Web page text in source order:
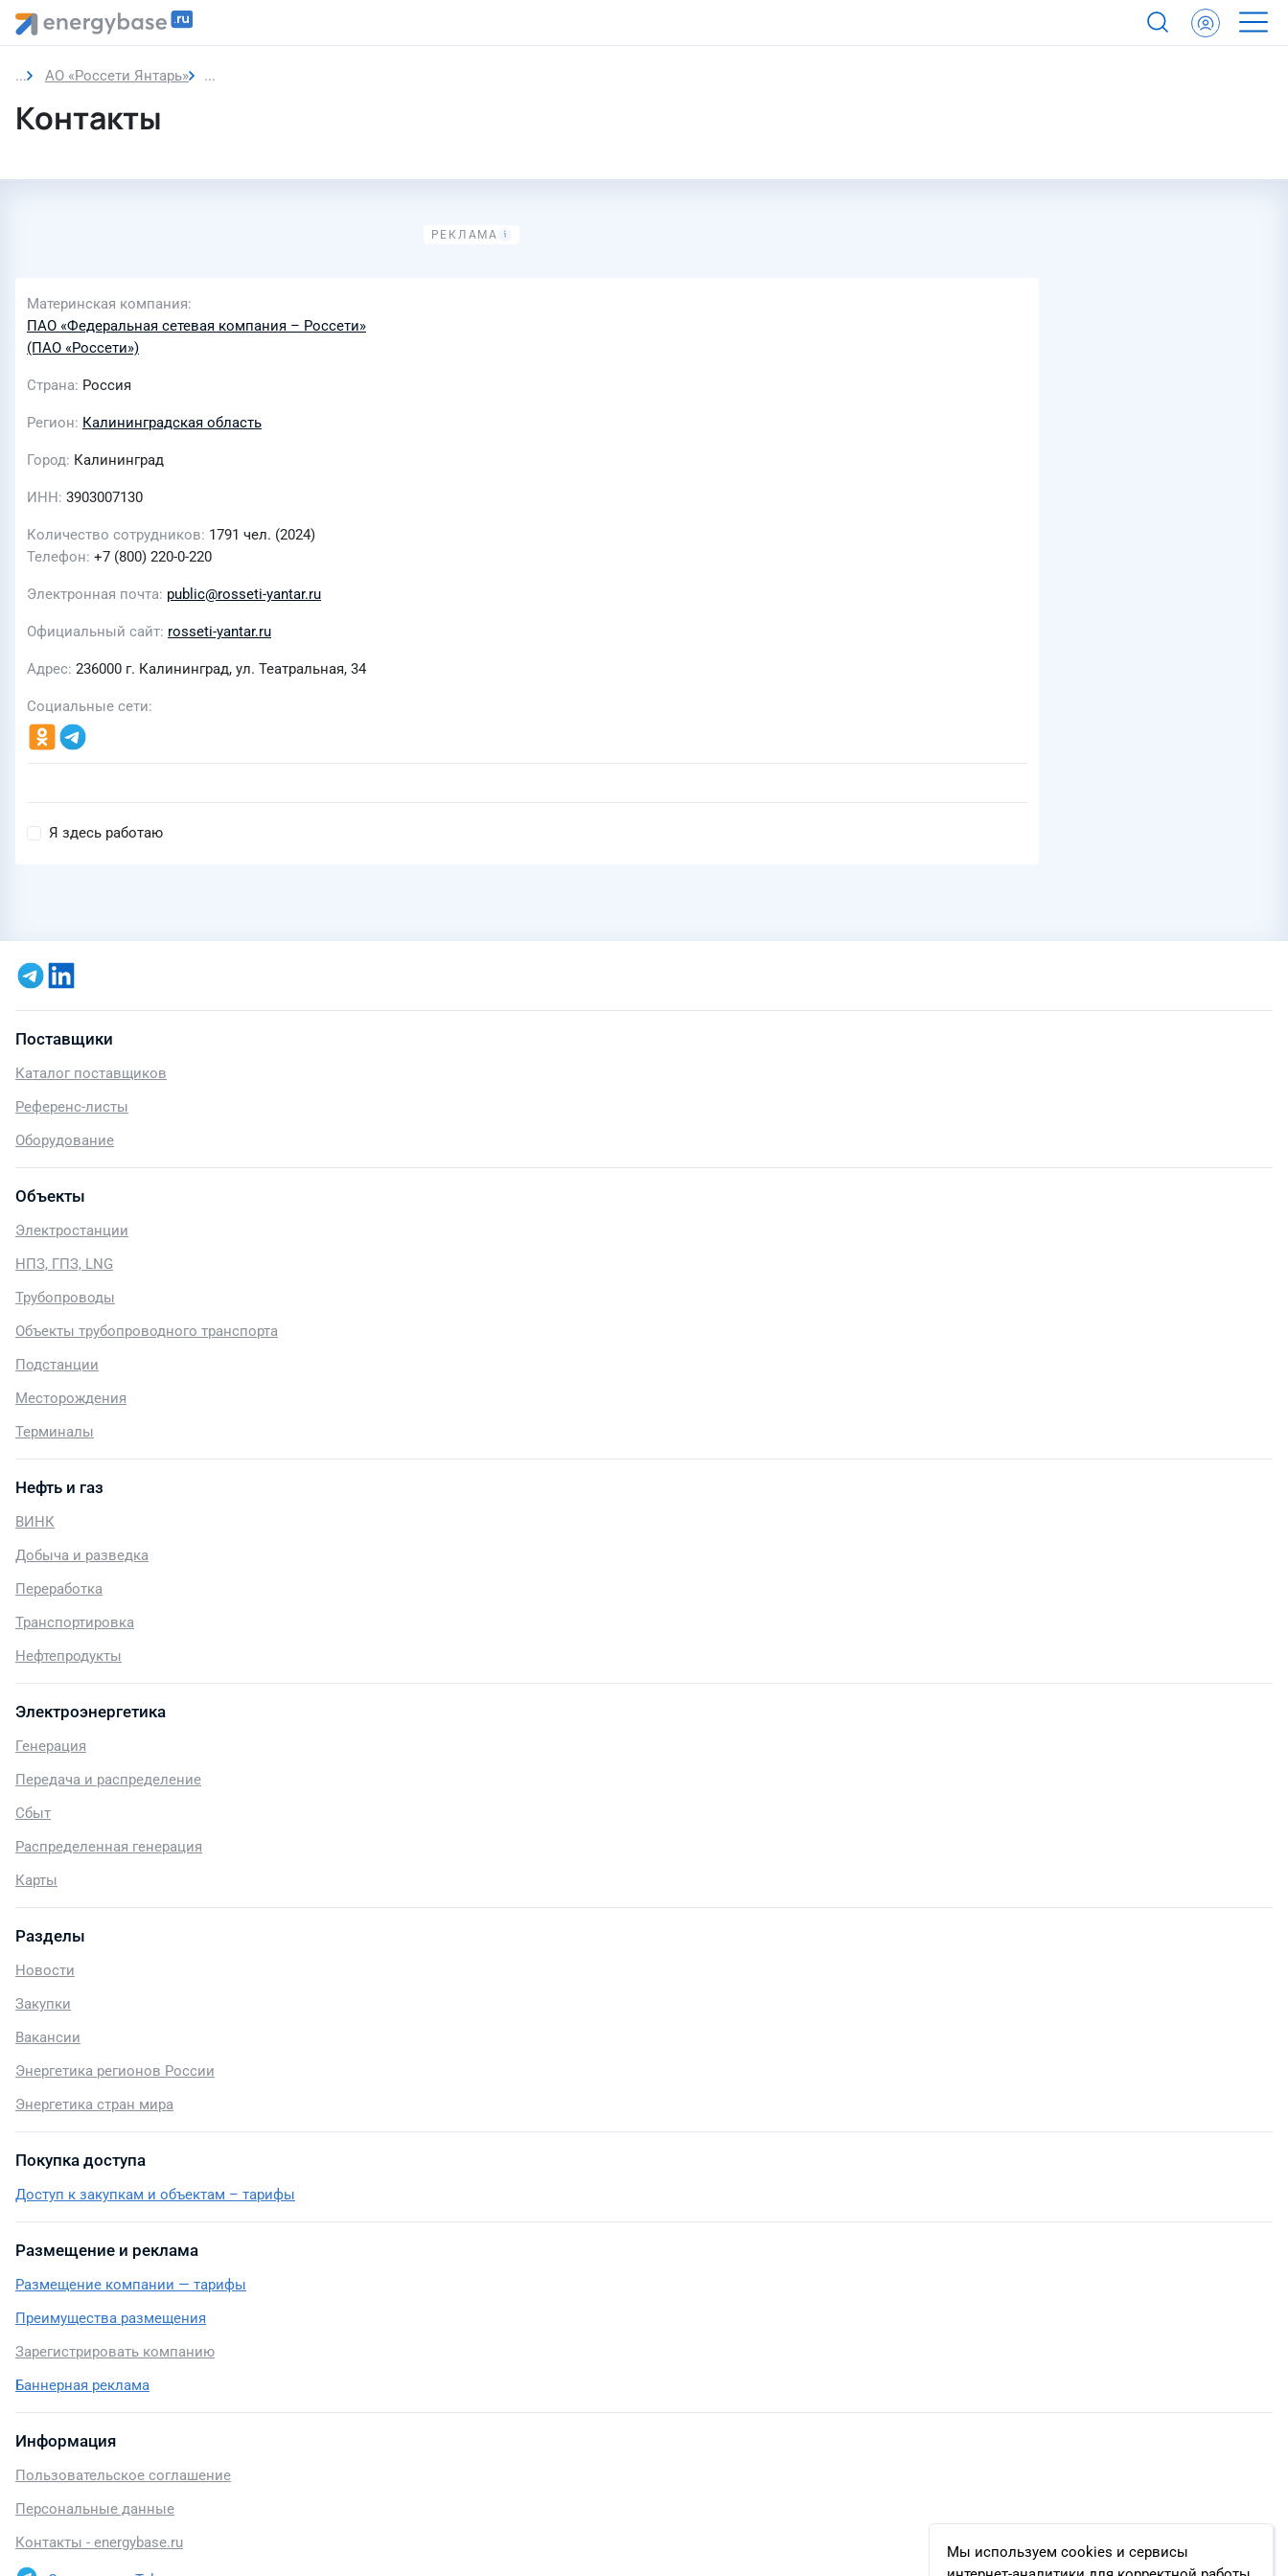
Мы используем cookies и сервисы
АО «Россети Янтарь» Контакты
Контакты
Материнская компания
ПАО «Федеральная сетевая компания – Россети»
(ПАО «Россети»)
Страна Россия
Регион Калининградская область
Город Калининград
ИНН 3903007130
Количество сотрудников 1791 чел. (2024)
Телефон +7 (800) 220-0-220
Электронная почта public@rosseti-yantar.ru
Официальный сайт rosseti-yantar.ru
Адрес 236000 г. Калининград, ул. Театральная, 34
Социальные сети
Я здесь работаю
Поставщики
Каталог поставщиков
Референс-листы
Оборудование
Объекты
Электростанции
НПЗ, ГПЗ, LNG
Трубопроводы
Объекты трубопроводного транспорта
Подстанции
Месторождения
Терминалы
Нефть и газ
ВИНК
Добыча и разведка
Переработка
Транспортировка
Нефтепродукты
Электроэнергетика
Генерация
Передача и распределение
Сбыт
Распределенная генерация
Карты
Разделы
Новости
Закупки
Вакансии
Энергетика регионов России
Энергетика стран мира
Покупка доступа
Доступ к закупкам и объектам – тарифы
Размещение и реклама
Размещение компании — тарифы
Преимущества размещения
Зарегистрировать компанию
Баннерная реклама
Информация
Пользовательское соглашение
Персональные данные
Контакты - energybase.ru